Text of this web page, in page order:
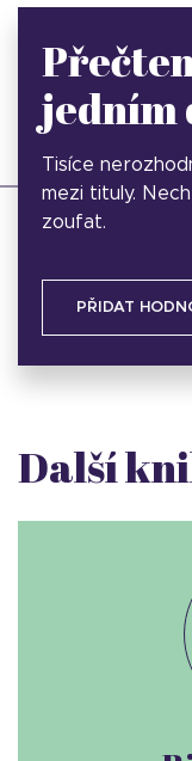
jedním
Tisíce
mezi tituly.
zoufat.
PŘIDAT
Další